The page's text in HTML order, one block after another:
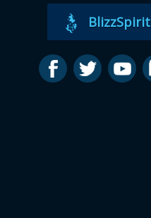
BlizzSpirit